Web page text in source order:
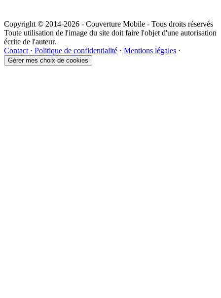
Copyright © 2014-2026 - Couverture Mobile - Tous droits réservés
Toute utilisation de l'image du site doit faire l'objet d'une autorisation
écrite de l'auteur.
Contact · Politique de confidentialité · Mentions légales ·
Gérer mes choix de cookies